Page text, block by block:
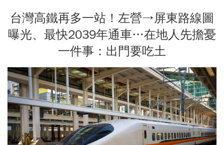
台灣高鐵再多一站！左營→屏東路線圖
曝光、最快2039年通車…在地人先擔憂
一件事：出門要吃土